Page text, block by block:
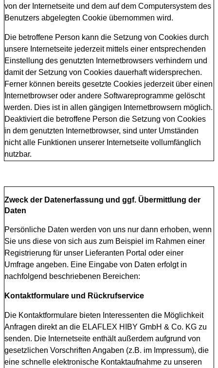
von der Internetseite und dem auf dem Computersystem des
Benutzers abgelegten Cookie übernommen wird.
Die betroffene Person kann die Setzung von Cookies durch
unsere Internetseite jederzeit mittels einer entsprechenden
Einstellung des genutzten Internetbrowsers verhindern und
damit der Setzung von Cookies dauerhaft widersprechen.
Ferner können bereits gesetzte Cookies jederzeit über einen
Internetbrowser oder andere Softwareprogramme gelöscht
werden. Dies ist in allen gängigen Internetbrowsern möglich.
Deaktiviert die betroffene Person die Setzung von Cookies
in dem genutzten Internetbrowser, sind unter Umständen
nicht alle Funktionen unserer Internetseite vollumfänglich
nutzbar.
Zweck der Datenerfassung und ggf. Übermittlung der
Daten
Persönliche Daten werden von uns nur dann erhoben, wenn
Sie uns diese von sich aus zum Beispiel im Rahmen einer
Registrierung für unser Lieferanten Portal oder einer
Umfrage angeben. Eine Eingabe von Daten erfolgt in
nachfolgend beschriebenen Bereichen:
Kontaktformulare und Rückrufservice
Die Kontaktformulare bieten Interessenten die Möglichkeit
Anfragen direkt an die ELAFLEX HIBY GmbH & Co. KG zu
senden. Die Internetseite enthält außerdem aufgrund von
gesetzlichen Vorschriften Angaben (z.B. im Impressum), die
eine schnelle elektronische Kontaktaufnahme zu unseren